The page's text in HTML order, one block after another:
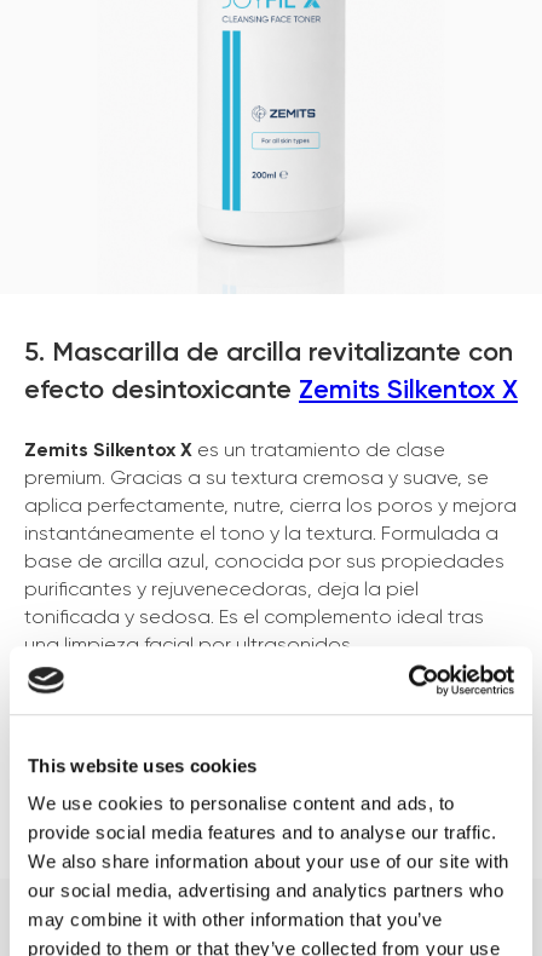
This website uses cookies
We use cookies to personalise content and ads, to
provide social media features and to analyse our traffic.
We also share information about your use of our site with
our social media, advertising and analytics partners who
may combine it with other information that you’ve
provided to them or that they’ve collected from your use
5. Mascarilla de arcilla revitalizante con
efecto desintoxicante Zemits Silkentox X
Zemits Silkentox X es un tratamiento de clase
premium. Gracias a su textura cremosa y suave, se
aplica perfectamente, nutre, cierra los poros y mejora
instantáneamente el tono y la textura. Formulada a
base de arcilla azul, conocida por sus propiedades
purificantes y rejuvenecedoras, deja la piel
tonificada y sedosa. Es el complemento ideal tras
una limpieza facial por ultrasonidos.
⭐️ Cierra los poros, limpia profundamente y calma.
⭐️ Aporta un aspecto fresco y descansado.
⭐️ Alisa arrugas y previene su formación.
⭐️ Fórmula vegana, no testada en animales.